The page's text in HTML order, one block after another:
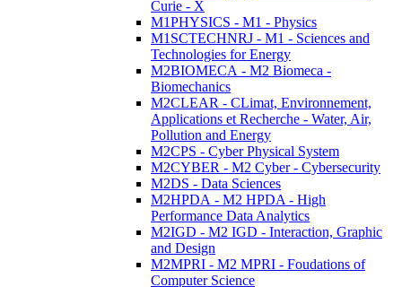
Curie - X
M1PHYSICS - M1 - Physics
M1SCTECHNRJ - M1 - Sciences and
Technologies for Energy
M2BIOMECA - M2 Biomeca -
Biomechanics
M2CLEAR - CLimat, Environnement,
Applications et Recherche - Water, Air,
Pollution and Energy
M2CPS - Cyber Physical System
M2CYBER - M2 Cyber - Cybersecurity
M2DS - Data Sciences
M2HPDA - M2 HPDA - High
Performance Data Analytics
M2IGD - M2 IGD - Interaction, Graphic
and Design
M2MPRI - M2 MPRI - Foudations of
Computer Science